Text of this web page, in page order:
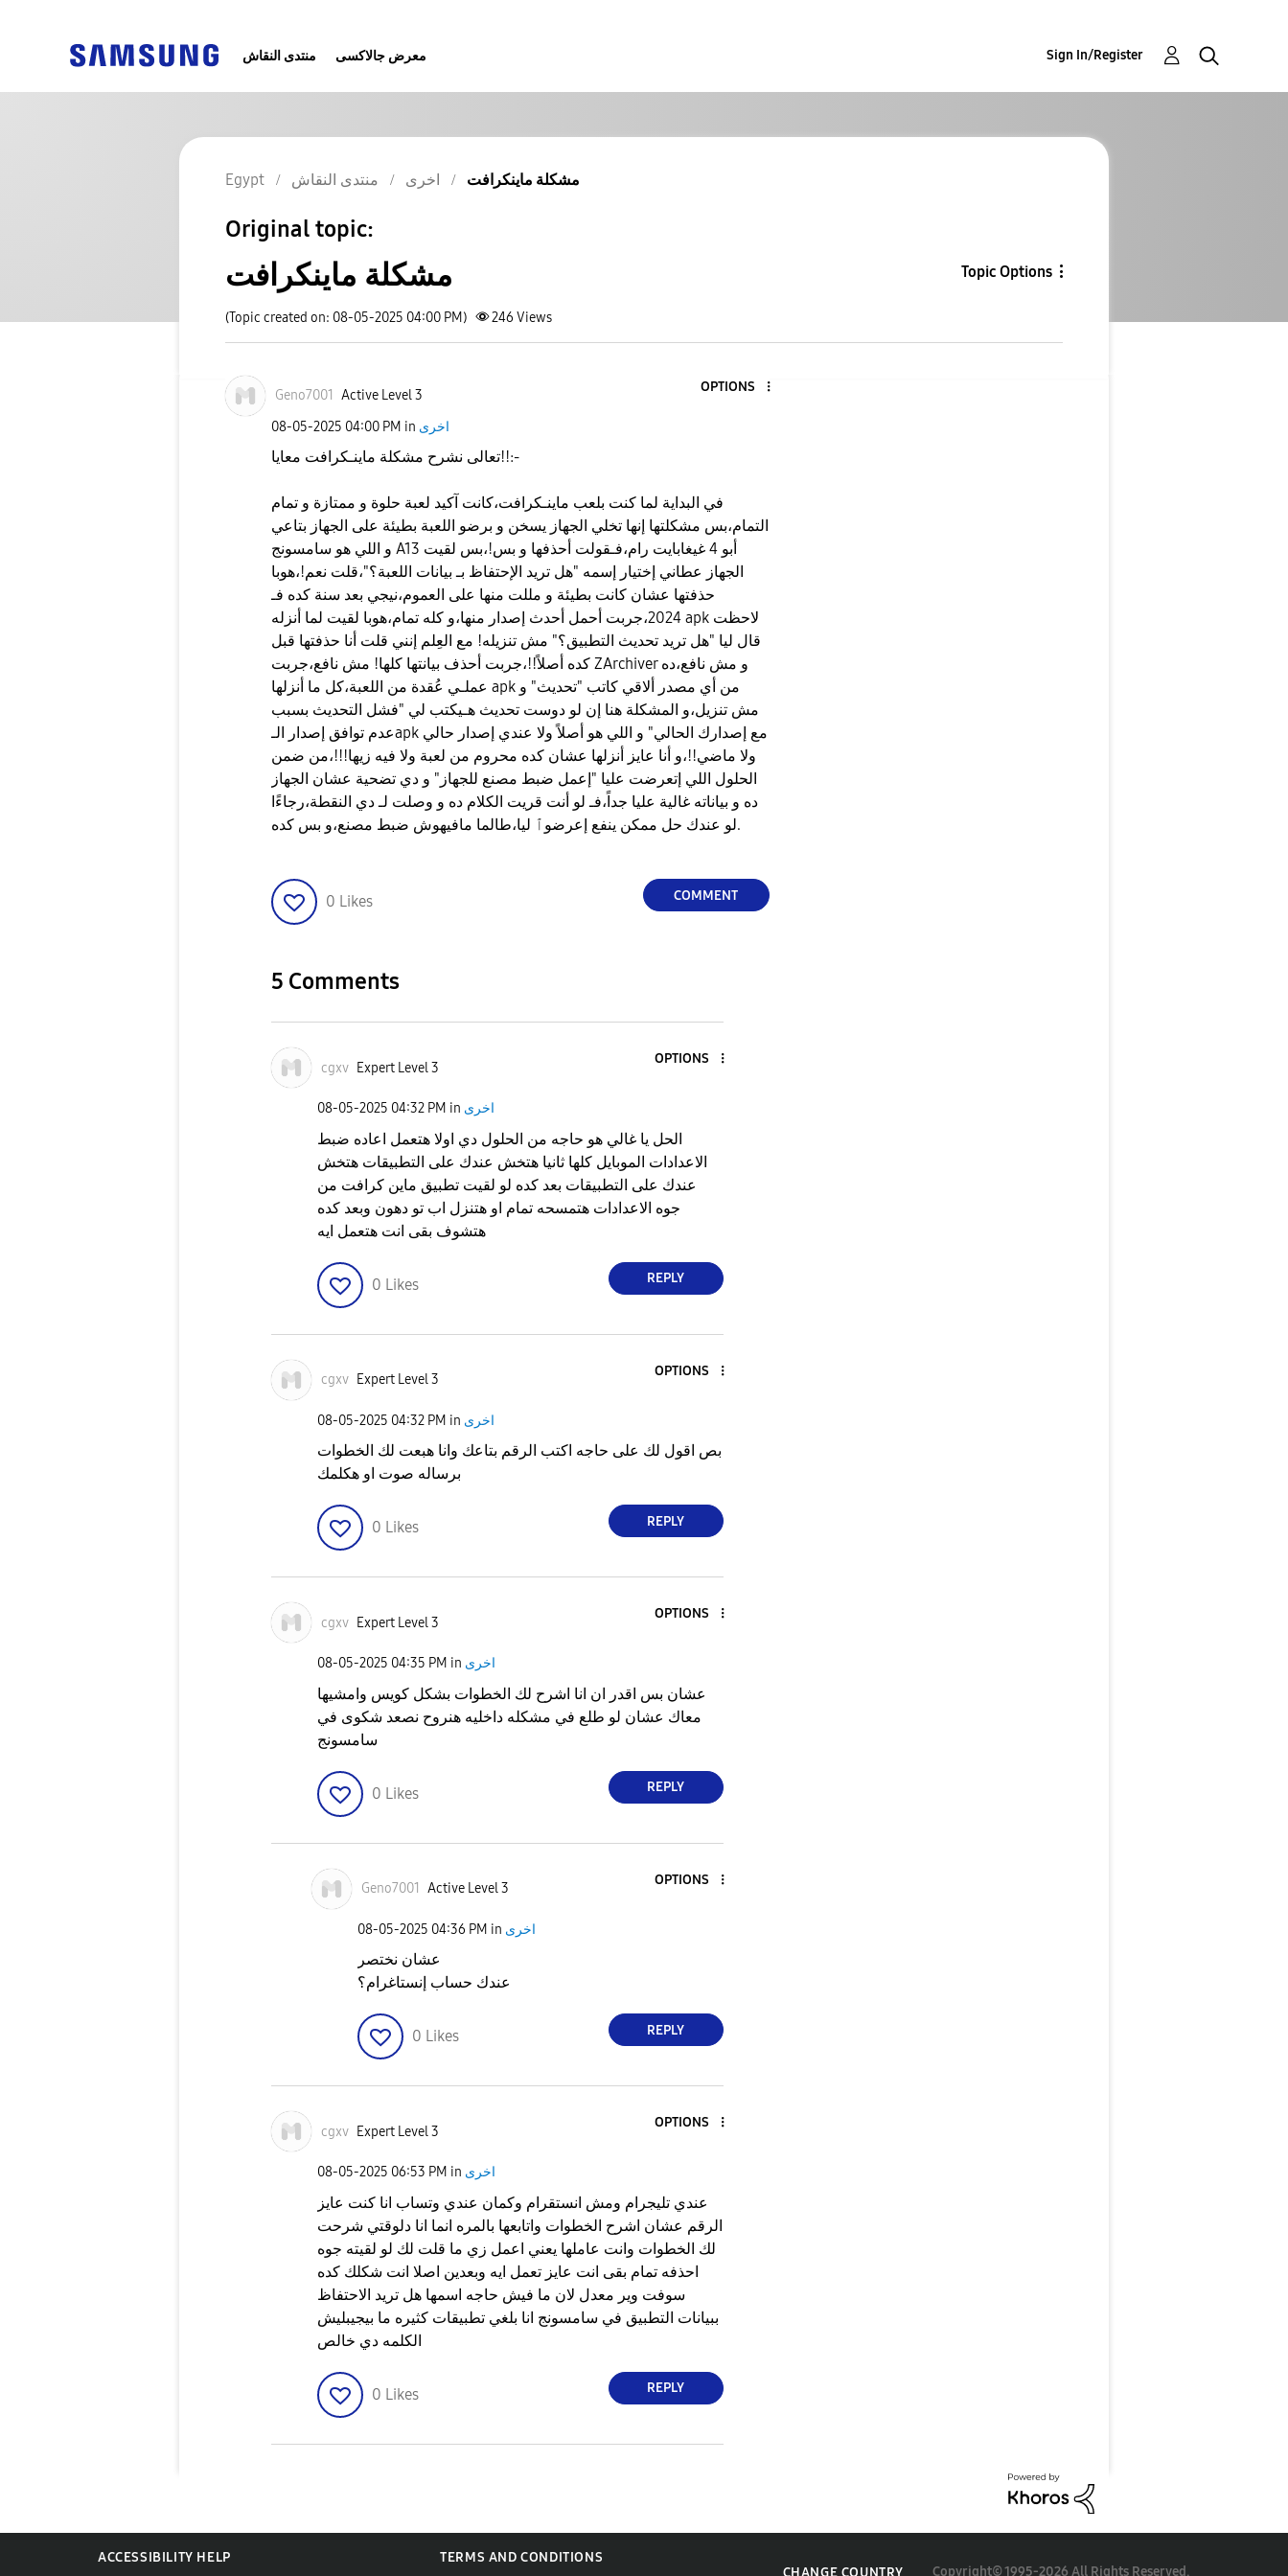
منتدى النقاش معرض جالاكسى Sign In/Register
Egypt منتدى النقاش اخرى مشكلة ماينكرافت
Original topic:
مشكلة ماينكرافت Topic Options
(Topic created on: 08-05-2025 04:00 PM) 246 Views
Geno7001 Active Level 3
OPTIONS
‎08-05-2025 04:00 PM in اخرى
تعالى نشرح مشكلة ماينـكرافت معايا!!:-
في البداية لما كنت بلعب ماينـكرافت،كانت آكيد لعبة حلوة و ممتازة و تمام
التمام،بس مشكلتها إنها تخلي الجهاز يسخن و برضو اللعبة بطيئة على الجهاز بتاعي
و اللي هو سامسونج A13 أبو 4 غيغابايت رام،فـقولت أحذفها و بس!،بس لقيت
الجهاز عطاني إختيار إسمه "هل تريد الإحتفاظ بـ بيانات اللعبة؟"،قلت نعم!،هوبا
حذفتها عشان كانت بطيئة و مللت منها على العموم،نيجي بعد سنة كده فـ
2024،جربت أحمل أحدث إصدار منها،و كله تمام،هوبا لقيت لما أنزله apk لاحظت
قال ليا "هل تريد تحديث التطبيق؟" مش تنزيله! مع العِلم إنني قلت أنا حذفتها قبل
كده أصلاً!!،جربت أحذف بيانتها كلها! مش نافع،جربت ZArchiver و مش نافع،ده
عملـي عُقدة من اللعبة،كل ما أنزلها apk من أي مصدر ألاقي كاتب "تحديث" و
مش تنزيل،و المشكلة هنا إن لو دوست تحديث هـيكتب لي "فشل التحديث بسبب
عدم توافق إصدار الـapk مع إصدارك الحالي" و اللي هو أصلاً ولا عندي إصدار حالي
ولا ماضي!!،و أنا عايز أنزلها عشان كده محروم من لعبة ولا فيه زيها!!!،من ضمن
الحلول اللي إتعرضت عليا "إعمل ضبط مصنع للجهاز" و دي تضحية عشان الجهاز
ده و بياناته غالية عليا جداً،فـ لو أنت قريت الكلام ده و وصلت لـ دي النقطة،رجاءًا
لو عندك حل ممكن ينفع إعرضوٱ ليا،طالما مافيهوش ضبط مصنع،و بس كده.
0 Likes COMMENT
5 Comments
cgxv Expert Level 3
OPTIONS
‎08-05-2025 04:32 PM in اخرى
الحل يا غالي هو حاجه من الحلول دي اولا هتعمل اعاده ضبط
الاعدادات الموبايل كلها ثانيا هتخش عندك على التطبيقات هتخش
عندك على التطبيقات بعد كده لو لقيت تطبيق ماين كرافت من
جوه الاعدادات هتمسحه تمام او هتنزل اب تو دهون وبعد كده
هتشوف بقى انت هتعمل ايه
0 Likes REPLY
cgxv Expert Level 3
OPTIONS
‎08-05-2025 04:32 PM in اخرى
بص اقول لك على حاجه اكتب الرقم بتاعك وانا هبعت لك الخطوات
برساله صوت او هكلمك
0 Likes REPLY
cgxv Expert Level 3
OPTIONS
‎08-05-2025 04:35 PM in اخرى
عشان بس اقدر ان انا اشرح لك الخطوات بشكل كويس وامشيها
معاك عشان لو طلع في مشكله داخليه هنروح نصعد شكوى في
سامسونج
0 Likes REPLY
Geno7001 Active Level 3
OPTIONS
‎08-05-2025 04:36 PM in اخرى
عشان نختصر
عندك حساب إنستاغرام؟
0 Likes REPLY
cgxv Expert Level 3
OPTIONS
‎08-05-2025 06:53 PM in اخرى
عندي تليجرام ومش انستقرام وكمان عندي وتساب انا كنت عايز
الرقم عشان اشرح الخطوات واتابعها بالمره انما انا دلوقتي شرحت
لك الخطوات وانت عاملها يعني اعمل زي ما قلت لك لو لقيته جوه
احذفه تمام بقى انت عايز تعمل ايه وبعدين اصلا انت شكلك كده
سوفت وير معدل لان ما فيش حاجه اسمها هل تريد الاحتفاظ
ببيانات التطبيق في سامسونج انا بلغي تطبيقات كثيره ما بيجيبليش
الكلمه دي خالص
0 Likes REPLY
ACCESSIBILITY HELP
TERMS AND CONDITIONS
CHANGE COUNTRY
Copyright© 1995-2026 All Rights Reserved.